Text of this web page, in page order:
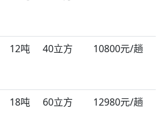
12吨 40立方 10800元/趟
18吨 60立方 12980元/趟